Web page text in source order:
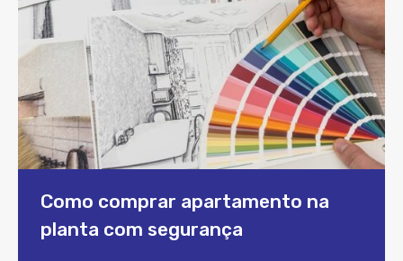
Como comprar apartamento na
planta com segurança